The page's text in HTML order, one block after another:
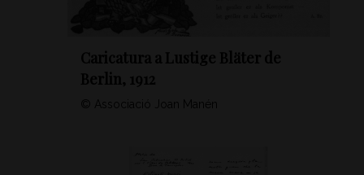
Caricatura a Lustige Bläter de
Berlin, 1912
© Associació Joan Manén